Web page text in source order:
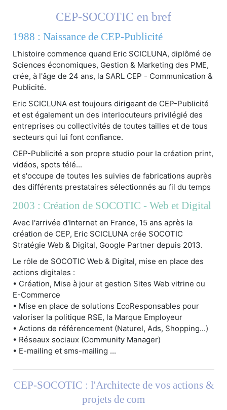
CEP-SOCOTIC en bref
1988 : Naissance de CEP-Publicité
L'histoire commence quand Eric SCICLUNA, diplômé de
Sciences économiques, Gestion & Marketing des PME,
crée, à l'âge de 24 ans, la SARL CEP - Communication &
Publicité.
Eric SCICLUNA est toujours dirigeant de CEP-Publicité
et est également un des interlocuteurs privilégié des
entreprises ou collectivités de toutes tailles et de tous
secteurs qui lui font confiance.
CEP-Publicité a son propre studio pour la création print,
vidéos, spots télé...
et s'occupe de toutes les suivies de fabrications auprès
des différents prestataires sélectionnés au fil du temps
2003 : Création de SOCOTIC - Web et Digital
Avec l'arrivée d'Internet en France, 15 ans après la
création de CEP, Eric SCICLUNA crée SOCOTIC
Stratégie Web & Digital, Google Partner depuis 2013.
Le rôle de SOCOTIC Web & Digital, mise en place des
actions digitales :
• Création, Mise à jour et gestion Sites Web vitrine ou
E-Commerce
• Mise en place de solutions EcoResponsables pour
valoriser la politique RSE, la Marque Employeur
• Actions de référencement (Naturel, Ads, Shopping...)
• Réseaux sociaux (Community Manager)
• E-mailing et sms-mailing ...
CEP-SOCOTIC : l'Architecte de vos actions &
projets de com